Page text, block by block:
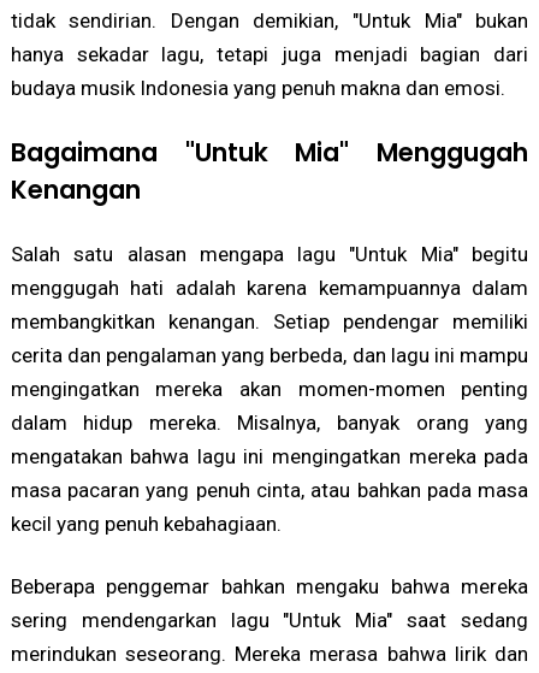
tidak sendirian. Dengan demikian, "Untuk Mia" bukan
hanya sekadar lagu, tetapi juga menjadi bagian dari
budaya musik Indonesia yang penuh makna dan emosi.
Bagaimana "Untuk Mia" Menggugah
Kenangan
Salah satu alasan mengapa lagu "Untuk Mia" begitu
menggugah hati adalah karena kemampuannya dalam
membangkitkan kenangan. Setiap pendengar memiliki
cerita dan pengalaman yang berbeda, dan lagu ini mampu
mengingatkan mereka akan momen-momen penting
dalam hidup mereka. Misalnya, banyak orang yang
mengatakan bahwa lagu ini mengingatkan mereka pada
masa pacaran yang penuh cinta, atau bahkan pada masa
kecil yang penuh kebahagiaan.
Beberapa penggemar bahkan mengaku bahwa mereka
sering mendengarkan lagu "Untuk Mia" saat sedang
merindukan seseorang. Mereka merasa bahwa lirik dan